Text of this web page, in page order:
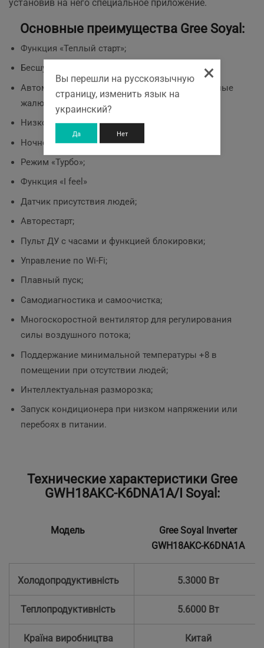
установив на него специальное приложение.
Основные преимущества Gree Soyal:
Функция «Теплый старт»;
Бесшумный режим;
Автоматические горизонтальные и вертикальные
жалюзи;
Низкотемпературный обогрев и охлаждение;
Ночной режим;
Режим «Турбо»;
Функция «I feel»
Датчик присутствия людей;
Авторестарт;
Пульт ДУ с часами и функцией блокировки;
Управление по Wi-Fi;
Плавный пуск;
Самодиагностика и самоочистка;
Многоскоростной вентилятор для регулирования
силы воздушного потока;
Поддержание минимальной температуры +8 в
помещении при отсутствии людей;
Интеллектуальная разморозка;
Запуск кондиционера при низком напряжении или
перебоях в питании.
Технические характеристики Gree
GWH18AKC-K6DNA1A/I Soyal:
Модель
Gree Soyal Inverter
GWH18AKC-K6DNA1A
Холодопродуктивність 5.3000 Вт
Теплопродуктивність 5.6000 Вт
Країна виробництва Китай
×
Вы перешли на русскоязычную
страницу, изменить язык на
украинский?
Да Нет